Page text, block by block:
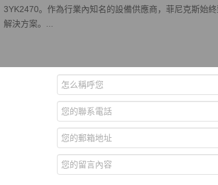
3YK2470。作為行業內知名的設備供應商，菲尼克斯始
解決方案。...